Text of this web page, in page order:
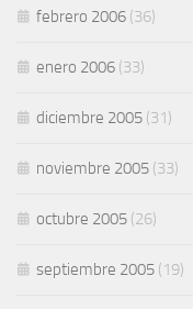
febrero 2006 (36)
enero 2006 (33)
diciembre 2005 (31)
noviembre 2005 (33)
octubre 2005 (26)
septiembre 2005 (19)